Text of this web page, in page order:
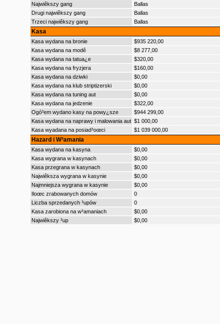
Najwiêkszy gang
Ballas
Drugi najwiêkszy gang
Ballas
Trzeci najwiêkszy gang
Ballas
Kasa
Kasa wydana na bronie
$935 220,00
Kasa wydana na modê
$8 277,00
Kasa wydana na tatua¿e
$320,00
Kasa wydana na fryzjera
$160,00
Kasa wydana na dziwki
$0,00
Kasa wydana na klub striptizerski
$0,00
Kasa wydana na tuning aut
$0,00
Kasa wydana na jedzenie
$322,00
Ogó³em wydano kasy na powy¿sze
$944 299,00
Kasa wydana na naprawy i malowania aut $1 000,00
Kasa wyadana na posiad³oœci
$1 039 000,00
Hazard i W³amania
Kasa wydana na kasyna
$0,00
Kasa wygrana w kasynach
$0,00
Kasa przegrana w kasynach
$0,00
Najwiêksza wygrana w kasynie
$0,00
Najmniejsza wygrana w kasynie
$0,00
Iloœc zrabowanych domów
0
Liczba sprzedanych ³upów
0
Kasa zarobiona na w³amaniach
$0,00
Najwiêkszy ³up
$0,00